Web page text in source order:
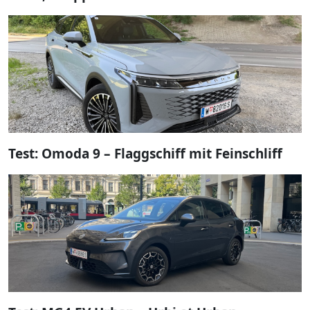
Test: Omoda 9 – Flaggschiff mit Feinschliff